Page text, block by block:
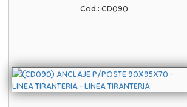
Cod.: CD090